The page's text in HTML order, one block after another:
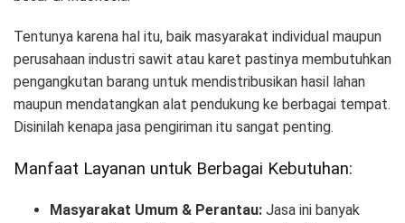
Tentunya karena hal itu, baik masyarakat individual maupun
perusahaan industri sawit atau karet pastinya membutuhkan
pengangkutan barang untuk mendistribusikan hasil lahan
maupun mendatangkan alat pendukung ke berbagai tempat.
Disinilah kenapa jasa pengiriman itu sangat penting.
Manfaat Layanan untuk Berbagai Kebutuhan:
Masyarakat Umum & Perantau: Jasa ini banyak